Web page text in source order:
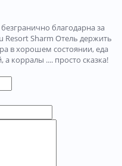
благодарна за
Sharm Отель держить
в хорошем состоянии, еда
корралы .... просто сказка!